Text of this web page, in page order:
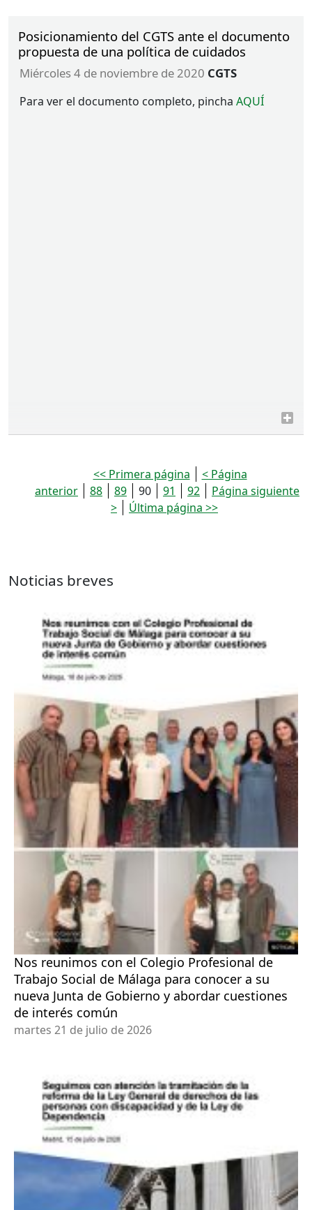
Posicionamiento del CGTS ante el documento
propuesta de una política de cuidados
miércoles 4 de noviembre de 2020 CGTS
Para ver el documento completo, pincha AQUÍ
<< Primera página
< Página
anterior
88 89 90 91 92
Página siguiente
>
Última página >>
Noticias breves
Nos reunimos con el Colegio Profesional de
Trabajo Social de Málaga para conocer a su
nueva Junta de Gobierno y abordar cuestiones
de interés común
martes 21 de julio de 2026